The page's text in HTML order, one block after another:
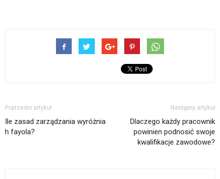
Poprzedni artykuł
Ile zasad zarządzania wyróżnia
h fayola?
Następny artykuł
Dlaczego każdy pracownik
powinien podnosić swoje
kwalifikacje zawodowe?